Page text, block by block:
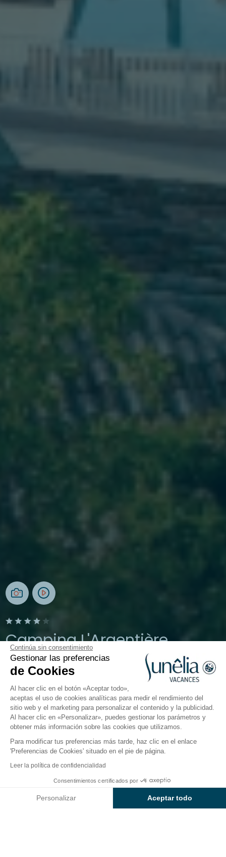
Continúa sin consentimiento
Gestionar las preferencias
de Cookies
Al hacer clic en el botón «Aceptar todo»,
aceptas el uso de cookies analíticas para medir el rendimiento del
sitio web y el marketing para personalizar el contenido y la publicidad.
Al hacer clic en «Personalizar», puedes gestionar los parámetros y
obtener más información sobre las cookies que utilizamos.
Para modificar tus preferencias más tarde, haz clic en el enlace
'Preferencias de Cookies' situado en el pie de página.
Leer la política de confidencialidad
Consentimientos certificados por
Personalizar
Aceptar todo
Camping L'Argentière
Cogolin, Golfo de Saint-Tropez
Abierto del1 de abril de 2026 27 de septiembre de 2026
El camping Alojamientos Actividades Cerca del
Volver
Alloggio Sunêlia Confort
di Campeggio L'Argentière
1.261€ Reservar